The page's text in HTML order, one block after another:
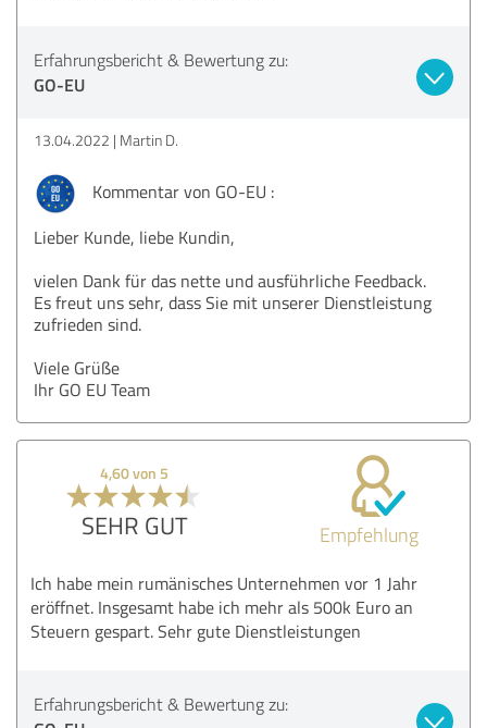
Erfahrungsbericht & Bewertung zu:
GO-EU
13.04.2022 Martin D.
Kommentar von GO-EU :
Lieber Kunde, liebe Kundin,
vielen Dank für das nette und ausführliche Feedback.
Es freut uns sehr, dass Sie mit unserer Dienstleistung
zufrieden sind.
Viele Grüße
Ihr GO EU Team
4,60 von 5
SEHR GUT Empfehlung
Ich habe mein rumänisches Unternehmen vor 1 Jahr
eröffnet. Insgesamt habe ich mehr als 500k Euro an
Steuern gespart. Sehr gute Dienstleistungen
Erfahrungsbericht & Bewertung zu: